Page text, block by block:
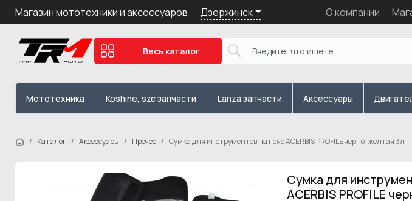
Магазин мототехники и аксессуаров Дзержинск О компании
Весь каталог
Мототехника Koshine, szc запчасти Lanza запчасти Аксессуары
Каталог Аксессуары Прочее Сумка для инструментов на пояс ACERBIS PROFILE черно-желтая 3л
Сумка для
ACERBIS PROFILE